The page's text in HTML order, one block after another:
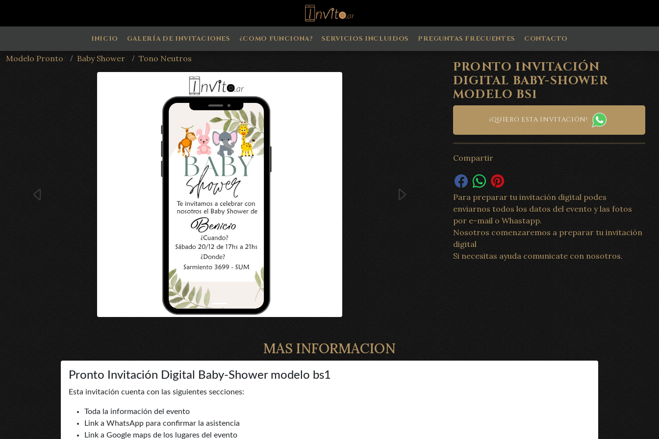
INICIO GALERÍA DE INVITACIONES ¿COMO FUNCIONA? SERVICIOS INCLUIDOS PREGUNTAS FRECUENTES CONTACTO
Modelo Pronto Baby Shower/ Tono Neutros
PRONTO INVITACIÓN
DIGITAL BABY-SHOWER
MODELO BS1
¡QUIERO ESTA INVITACIÓN!
Compartir
Para preparar tu invitación digital podes
enviarnos todos los datos del evento y las fotos
por e-mail o Whastapp.
Nosotros comenzaremos a preparar tu invitación
digital
Si necesitas ayuda comunicate con nosotros.
MAS INFORMACION
Pronto Invitación Digital Baby-Shower modelo bs1
Esta invitación cuenta con las siguientes secciones:
Toda la información del evento
Link a WhatsApp para confirmar la asistencia
Link a Google maps de los lugares del evento